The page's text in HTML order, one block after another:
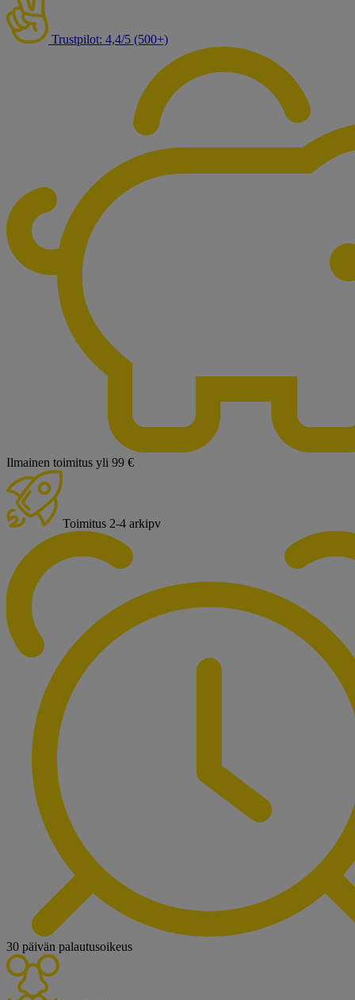
Trustpilot: 4,4/5 (500+)
Ilmainen toimitus yli 99 €
Toimitus 2-4 arkipv
30 päivän palautusoikeus